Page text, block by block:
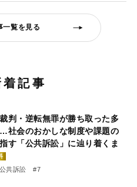
一覧を見る
着記事
判・逆転無罪が勝ち取った多
社会のおかしな制度や課題の
す「公共訴訟」に辿り着くま
共訴訟 #7